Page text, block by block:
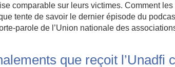
comparable sur leurs victimes. Comment
tente de savoir le dernier épisode du
parole de l’Union nationale des
que reçoit l’Unadfi